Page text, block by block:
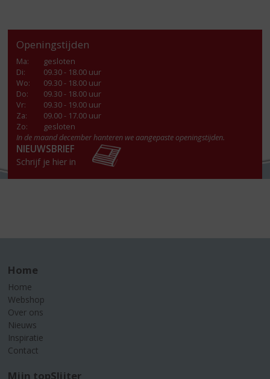
Openingstijden
Ma:
gesloten
Di:
09.30 - 18.00 uur
Wo:
09.30 - 18.00 uur
Do:
09.30 - 18.00 uur
Vr:
09.30 - 19.00 uur
Za:
09.00 - 17.00 uur
Zo:
gesloten
In de maand december hanteren we aangepaste openingstijden.
NIEUWSBRIEF
Schrijf je hier in
Home
Home
Webshop
Over ons
Nieuws
Inspiratie
Contact
Mijn topSlijter